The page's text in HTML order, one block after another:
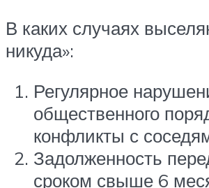
В каких случаях
никуда»:
Регулярное
общественного
конфликты с
Задолженность
сроком свыше 6